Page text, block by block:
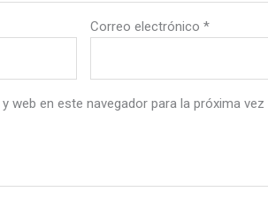
Correo electrónico *
web en este navegador para la próxima